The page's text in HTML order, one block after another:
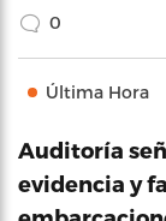
0
Última Hora
Auditoría
evidencia y